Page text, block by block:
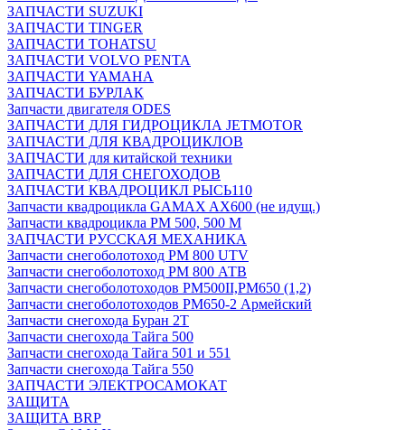
ЗАПЧАСТИ SUZUKI
ЗАПЧАСТИ TINGER
ЗАПЧАСТИ TOHATSU
ЗАПЧАСТИ VOLVO PENTA
ЗАПЧАСТИ YAMAHA
ЗАПЧАСТИ БУРЛАК
Запчасти двигателя ODES
ЗАПЧАСТИ ДЛЯ ГИДРОЦИКЛА JETMOTOR
ЗАПЧАСТИ ДЛЯ КВАДРОЦИКЛОВ
ЗАПЧАСТИ для китайской техники
ЗАПЧАСТИ ДЛЯ СНЕГОХОДОВ
ЗАПЧАСТИ КВАДРОЦИКЛ РЫСЬ110
Запчасти квадроцикла GAMAX AX600 (не идущ.)
Запчасти квадроцикла РМ 500, 500 М
ЗАПЧАСТИ РУССКАЯ МЕХАНИКА
Запчасти снегоболотоход РМ 800 UTV
Запчасти снегоболотоход РМ 800 АТВ
Запчасти снегоболотоходов РМ500II,РМ650 (1,2)
Запчасти снегоболотоходов РМ650-2 Армейский
Запчасти снегохода Буран 2Т
Запчасти снегохода Тайга 500
Запчасти снегохода Тайга 501 и 551
Запчасти снегохода Тайга 550
ЗАПЧАСТИ ЭЛЕКТРОСАМОКАТ
ЗАЩИТА
ЗАЩИТА BRP